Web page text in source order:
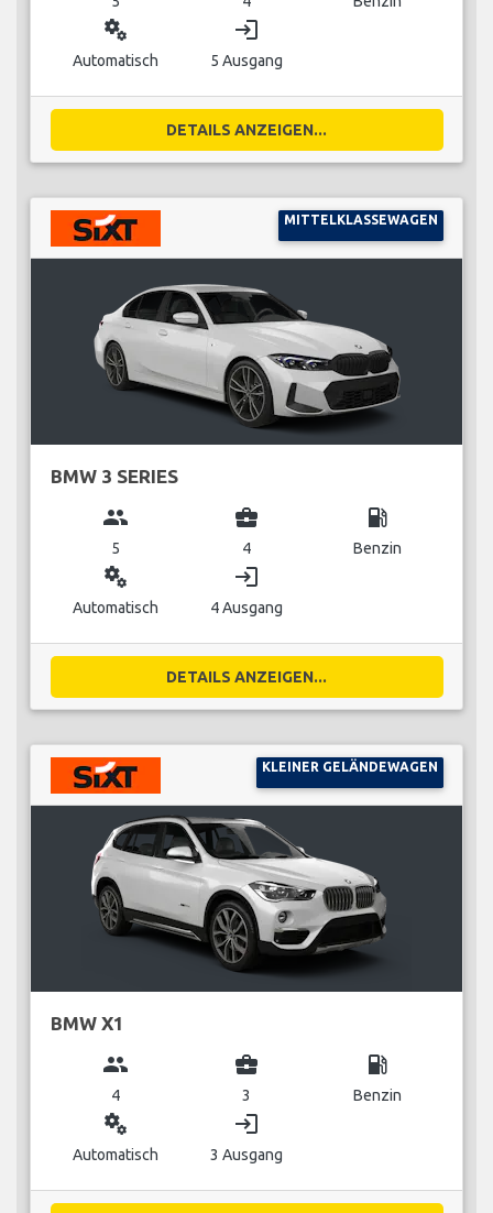
miscellaneous_services
Automatisch
login
5 Ausgang
DETAILS ANZEIGEN...
MITTELKLASSEWAGEN
BMW 3 SERIES
group
5
business_center
4
local_gas_station
Benzin
miscellaneous_services
Automatisch
login
4 Ausgang
DETAILS ANZEIGEN...
KLEINER GELÄNDEWAGEN
BMW X1
group
4
business_center
3
local_gas_station
Benzin
miscellaneous_services
Automatisch
login
3 Ausgang